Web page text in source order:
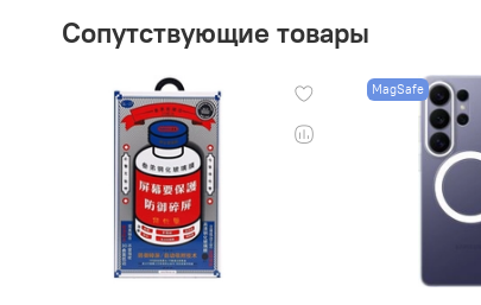
Сопутствующие товары
MagSafe